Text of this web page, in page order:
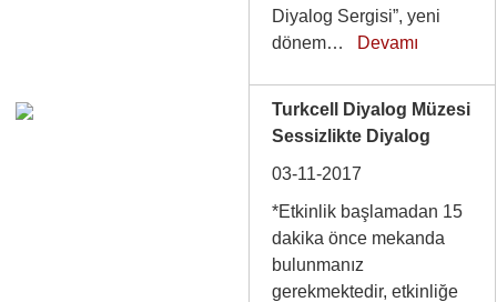
Diyalog Sergisi”, yeni
dönem… Devamı
Turkcell Diyalog Müzesi
Sessizlikte Diyalog
03-11-2017
*Etkinlik başlamadan 15
dakika önce mekanda
bulunmanız
gerekmektedir, etkinliğe